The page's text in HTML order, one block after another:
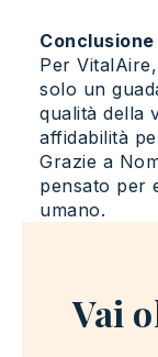
Conclusione
Per
solo un
qualità della
affidabilità
Grazie a
pensato per
umano.
Vai